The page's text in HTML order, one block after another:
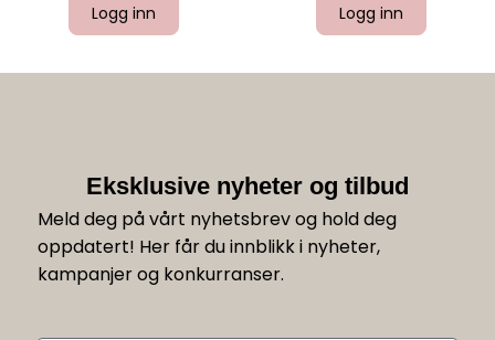
Logg inn Logg inn
Eksklusive nyheter og tilbud
Meld deg på vårt nyhetsbrev og hold deg
oppdatert! Her får du innblikk i nyheter,
kampanjer og konkurranser.